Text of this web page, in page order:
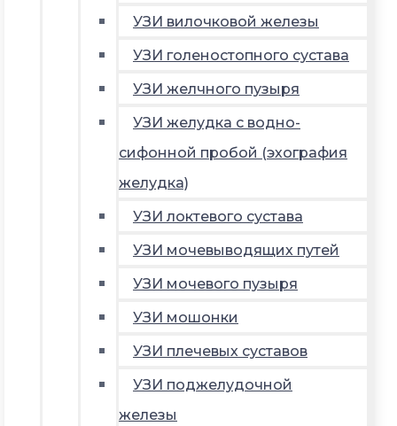
УЗИ вилочковой железы
УЗИ голеностопного сустава
УЗИ желчного пузыря
УЗИ желудка с водно-
сифонной пробой (эхография
желудка)
УЗИ локтевого сустава
УЗИ мочевыводящих путей
УЗИ мочевого пузыря
УЗИ мошонки
УЗИ плечевых суставов
УЗИ поджелудочной
железы